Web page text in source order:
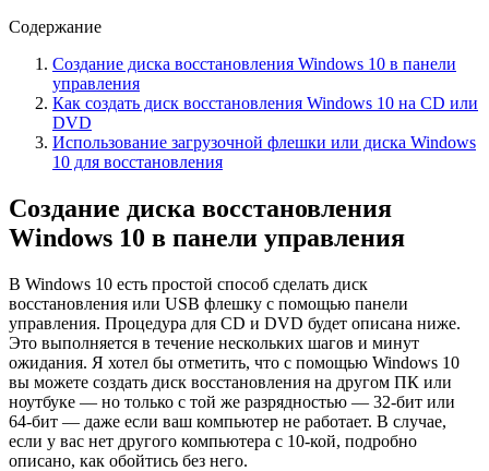
Содержание
Создание диска восстановления Windows 10 в панели
управления
Как создать диск восстановления Windows 10 на CD или
DVD
Использование загрузочной флешки или диска Windows
10 для восстановления
Создание диска восстановления
Windows 10 в панели управления
В Windows 10 есть простой способ сделать диск
восстановления или USB флешку с помощью панели
управления. Процедура для CD и DVD будет описана ниже.
Это выполняется в течение нескольких шагов и минут
ожидания. Я хотел бы отметить, что с помощью Windows 10
вы можете создать диск восстановления на другом ПК или
ноутбуке — но только с той же разрядностью — 32-бит или
64-бит — даже если ваш компьютер не работает. В случае,
если у вас нет другого компьютера с 10-кой, подробно
описано, как обойтись без него.